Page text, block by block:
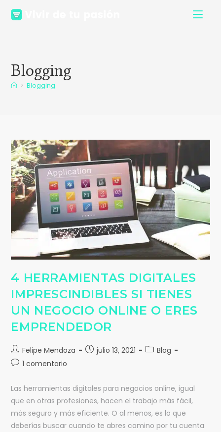
Blogging
> Blogging
4 HERRAMIENTAS DIGITALES
IMPRESCINDIBLES SI TIENES
UN NEGOCIO ONLINE O ERES
EMPRENDEDOR
Felipe Mendoza julio 13, 2021
Blog
1 comentario
Las herramientas digitales para negocios online, igual
que en otras profesiones, hacen el trabajo más fácil,
más seguro y más eficiente. O al menos, es lo que
deberías buscar cuando te abres camino por tu cuenta